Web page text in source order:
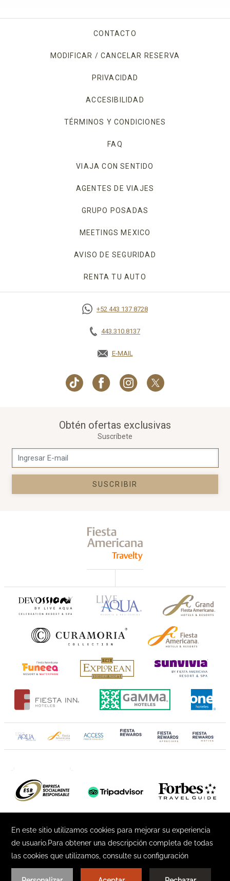
CONTACTO
MODIFICAR / CANCELAR RESERVA
PRIVACIDAD
ACCESIBILIDAD
TÉRMINOS Y CONDICIONES
FAQ
VIAJA CON SENTIDO
AGENTES DE VIAJES
GRUPO POSADAS
MEETINGS MEXICO
AVISO DE SEGURIDAD
RENTA TU AUTO
+52 443 137 8728
443.310.8137
E-MAIL
Obtén ofertas exclusivas
Suscríbete
SUSCRIBIR